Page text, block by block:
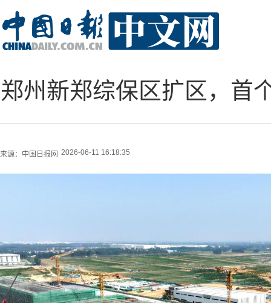
郑州新郑综保区扩区，首
来源： 中国日报网 2026-06-11 16:18:35